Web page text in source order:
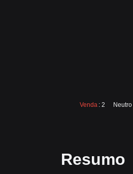
Venda : 2 Neutro
Resumo